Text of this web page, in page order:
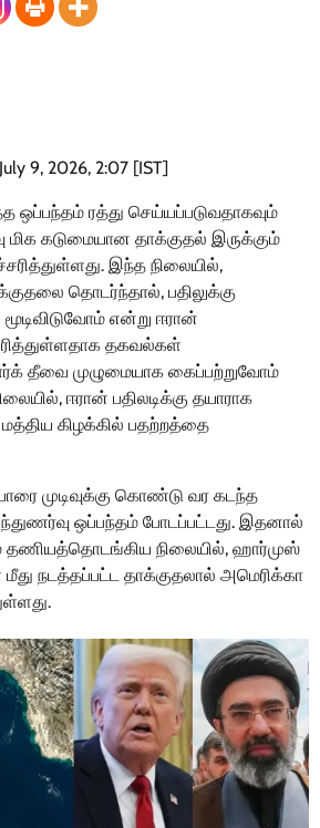
9, 2026, 2:07 [IST]
ஒப்பந்தம் ரத்து செய்யப்படுவதாகவும்
மிக கடுமையான தாக்குதல் இருக்கும்
இந்த நிலையில்,
தொடர்ந்தால், பதிலுக்கு
என்று ஈரான்
தகவல்கள்
தீவை முழுமையாக கைப்பற்றுவோம்
ஈரான் பதிலடிக்கு தயாராக
மத்திய கிழக்கில் பதற்றத்தை
முடிவுக்கு கொண்டு வர கடந்த
ஒப்பந்தம் போடப்பட்டது. இதனால்
தணியத்தொடங்கிய நிலையில், ஹார்முஸ்
நடத்தப்பட்ட தாக்குதலால் அமெரிக்கா